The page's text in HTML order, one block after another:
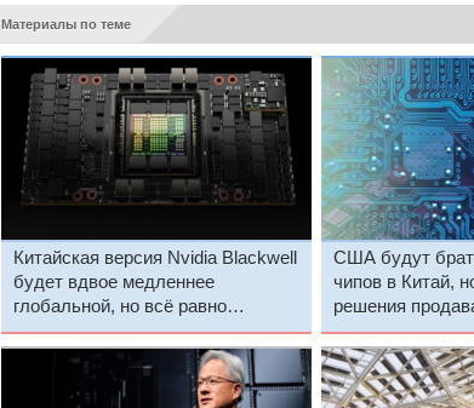
Материалы по теме
Китайская версия Nvidia Blackwell
будет вдвое медленнее
глобальной, но всё равно
быстрее H20
США будут
чипов в Китай,
решения
разрешат